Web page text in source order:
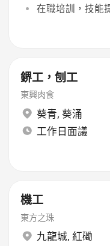
在職培訓，技能
鎅工，刨工
東興肉食
葵青, 葵涌
工作日面議
機工
東方之珠
九龍城, 紅磡